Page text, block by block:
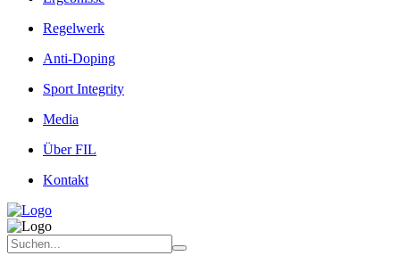
Regelwerk
Anti-Doping
Sport Integrity
Media
Über FIL
Kontakt